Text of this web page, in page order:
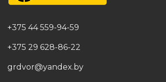
+375 44 559-94-59
+375 29 628-86-22
grdvor@yandex.by